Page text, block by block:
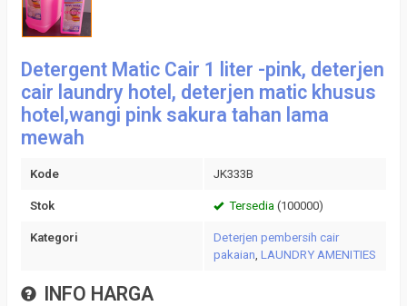
Detergent Matic Cair 1 liter -pink, deterjen
cair laundry hotel, deterjen matic khusus
hotel,wangi pink sakura tahan lama
mewah
Kode JK333B
Stok Tersedia (100000)
Kategori
Deterjen pembersih cair
pakaian, LAUNDRY AMENITIES
INFO HARGA